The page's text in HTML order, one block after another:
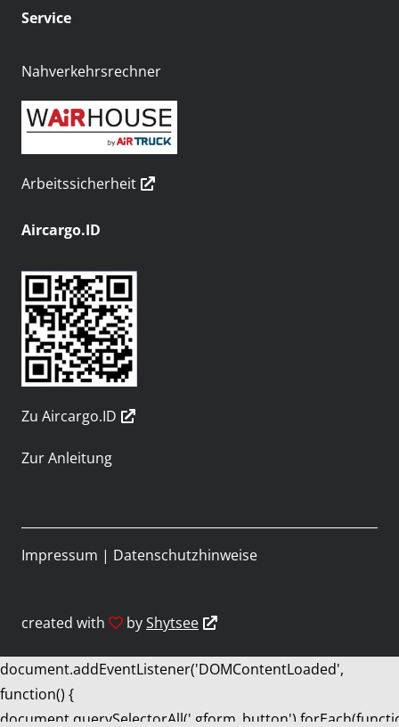
Service
Nahverkehrsrechner
Arbeitssicherheit
Aircargo.ID
Zu Aircargo.ID
Zur Anleitung
created with byShytsee
Impressum | Datenschutzhinweise
document.addEventListener('DOMContentLoaded',
function() {